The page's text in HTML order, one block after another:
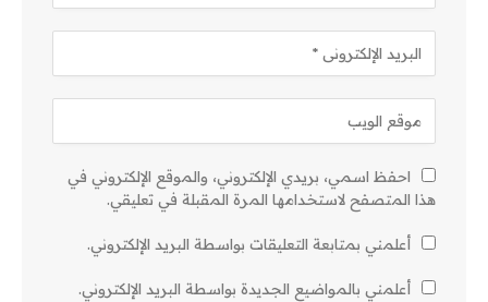
احفظ اسمي، بريدي الإلكتروني، والموقع الإلكتروني في
هذا المتصفح لاستخدامها المرة المقبلة في تعليقي.
أعلمني بمتابعة التعليقات بواسطة البريد الإلكتروني.
أعلمني بالمواضيع الجديدة بواسطة البريد الإلكتروني.